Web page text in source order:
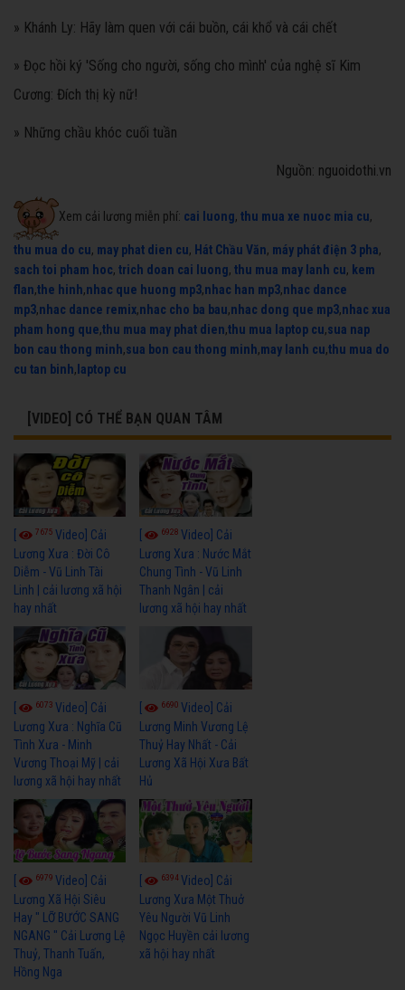
» Khánh Ly: Hãy làm quen với cái buồn, cái khổ và cái chết
» Đọc hồi ký 'Sống cho người, sống cho mình' của nghệ sĩ Kim
Cương: Đích thị kỳ nữ!
» Những chầu khóc cuối tuần
Nguồn: nguoidothi.vn
Xem cải lương miễn phí: cai luong, thu mua xe nuoc mia cu,
thu mua do cu, may phat dien cu, Hát Chầu Văn, máy phát điện 3 pha,
sach toi pham hoc, trich doan cai luong, thu mua may lanh cu, kem
flan,the hinh,nhac que huong mp3,nhac han mp3,nhac dance
mp3,nhac dance remix,nhac cho ba bau,nhac dong que mp3,nhac xua
pham hong que,thu mua may phat dien,thu mua laptop cu,sua nap
bon cau thong minh,sua bon cau thong minh,may lanh cu,thu mua do
cu tan binh, laptop cu
[VIDEO] CÓ THỂ BẠN QUAN TÂM
7675 Video] Cải
Lương Xưa : Đời Cô
Diễm - Vũ Linh Tài
Linh | cải lương xã hội
hay nhất
6928Video] Cải
Lương Xưa : Nước Mắt
Chung Tình - Vũ Linh
Thanh Ngân | cải
lương xã hội hay nhất
6073 Video] Cải
Lương Xưa : Nghĩa Cũ
Tình Xưa - Minh
Vương Thoại Mỹ | cải
lương xã hội hay nhất
6690Video] Cải
Lương Minh Vương Lệ
Thuỷ Hay Nhất - Cải
Lương Xã Hội Xưa Bất
Hủ
6979 Video] Cải
Lương Xã Hội Siêu
Hay " LỠ BƯỚC SANG
NGANG " Cải Lương Lệ
Thuỷ, Thanh Tuấn,
Hồng Nga
6394Video] Cải
Lương Xưa Một Thuở
Yêu Người Vũ Linh
Ngọc Huyền cải lương
xã hội hay nhất